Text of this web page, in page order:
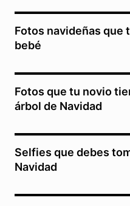
Fotos navideñas que
bebé
Fotos que tu novio
árbol de Navidad
Selfies que debes
Navidad